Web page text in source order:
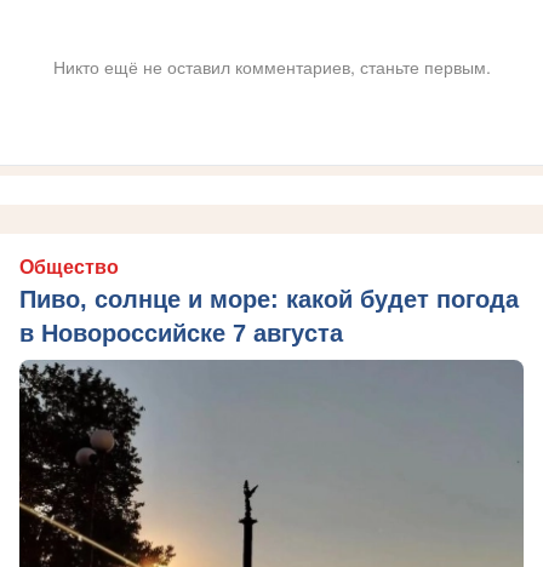
Никто ещё не оставил комментариев, станьте первым.
Общество
Пиво, солнце и море: какой будет погода
в Новороссийске 7 августа